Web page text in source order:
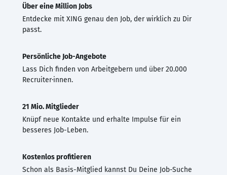
Über eine Million Jobs
Entdecke mit XING genau den Job, der wirklich zu Dir
passt.
Persönliche Job-Angebote
Lass Dich finden von Arbeitgebern und über 20.000
Recruiter·innen.
21 Mio. Mitglieder
Knüpf neue Kontakte und erhalte Impulse für ein
besseres Job-Leben.
Kostenlos profitieren
Schon als Basis-Mitglied kannst Du Deine Job-Suche